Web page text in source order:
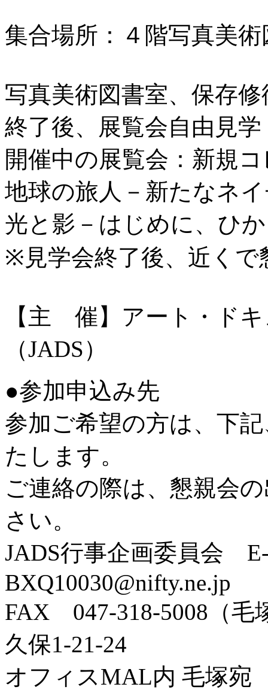
集合場所：４階写真美
写真美術図書室、保存
終了後、展覧会自由見学
開催中の展覧会：新規
地球の旅人－新たなネ
光と影－はじめに、ひ
※見学会終了後、近くで
【主 催】アート・ド
（JADS）
●参加申込み先
参加ご希望の方は、下
たします。
ご連絡の際は、懇親会
さい。
JADS行事企画委員会
BXQ10030@nifty.ne.jp
FAX 047-318-5008（毛
久保1-21-24
オフィスMAL内 毛塚宛